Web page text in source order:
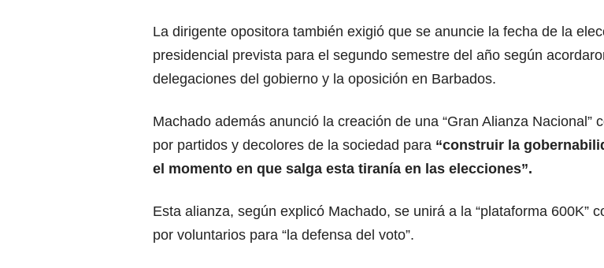
La dirigente opositora también exigió que se anuncie la fecha de la
presidencial prevista para el segundo semestre del año según
delegaciones del gobierno y la oposición en Barbados.
Machado además anunció la creación de una “Gran Alianza Nacional”
por partidos y decolores de la sociedad para “construir la
el momento en que salga esta tiranía en las elecciones”.
Esta alianza, según explicó Machado, se unirá a la “plataforma 600K”
por voluntarios para “la defensa del voto”.